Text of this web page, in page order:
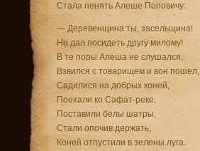
Стала пенять Алеше Поповичу:
— Деревенщина ты, засельщина!
Не дал посидеть другу милому!
В те поры Алеша не слушался,
Взвился с товарищем и вон пошел,
Садилися на добрых коней,
Поехали ко Сафат-реке,
Поставили белы шатры,
Стали опочив держать,
Коней отпустили в зелены луга.